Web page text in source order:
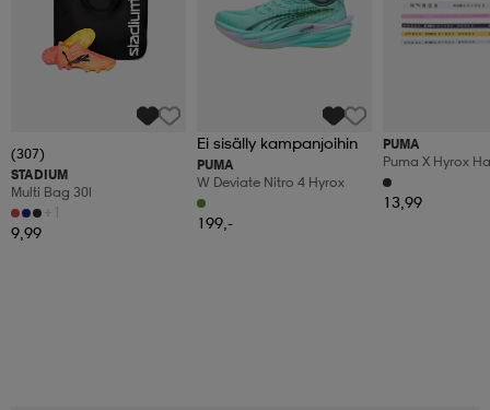
(307)
STADIUM
Multi Bag 30l
+1
9,99
Ei sisälly kampanjoihin
PUMA
W Deviate Nitro 4 Hyrox
199,-
PUMA
Puma X Hyrox
6pcs
13,99